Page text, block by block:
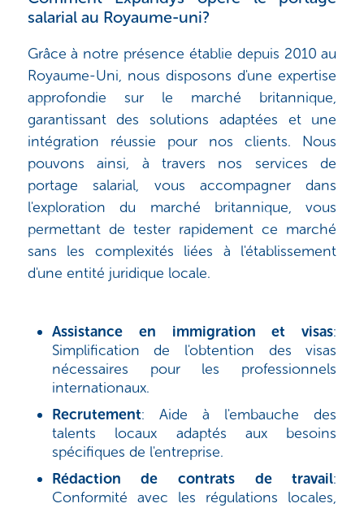
salarial au Royaume-uni?
Grâce à notre présence établie depuis 2010 au
Royaume-Uni, nous disposons d'une expertise
approfondie sur le marché britannique,
garantissant des solutions adaptées et une
intégration réussie pour nos clients. Nous
pouvons ainsi, à travers nos services de
portage salarial, vous accompagner dans
l'exploration du marché britannique, vous
permettant de tester rapidement ce marché
sans les complexités liées à l'établissement
d'une entité juridique locale.
Assistance en immigration et visas:
Simplification de l'obtention des visas
nécessaires pour les professionnels
internationaux.
Recrutement: Aide à l'embauche des
talents locaux adaptés aux besoins
spécifiques de l'entreprise.
Rédaction de contrats de travail:
Conformité avec les régulations locales,